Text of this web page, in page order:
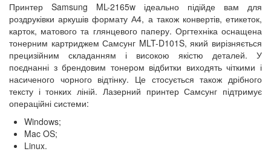
Принтер Samsung ML-2165w ідеально підійде вам для
роздруківки аркушів формату А4, а також конвертів, етикеток,
карток, матового та глянцевого паперу. Оргтехніка оснащена
тонерним картриджем Самсунг MLT-D101S, який вирізняється
прецизійним складанням і високою якістю деталей. У
поєднанні з брендовим тонером відбитки виходять чіткими і
насиченого чорного відтінку. Це стосується також дрібного
тексту і тонких ліній. Лазерний принтер Самсунг підтримує
операційні системи:
Windows;
Mac OS;
Linux.